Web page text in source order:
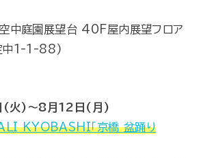
空中庭園展望台 40F屋内展望フロア
中1-1-88)
火)～8月12日(月)
KYOBASHI「京橋 盆踊り